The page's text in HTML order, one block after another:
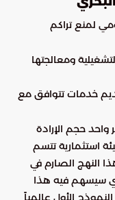
لمنع تراكم
ومعالجتها
خدمات تتوافق مع
حجم الإرادة
استثمارية تتسم
النهج الصارم في
سيسهم فيه هذا
الأول عالمياً